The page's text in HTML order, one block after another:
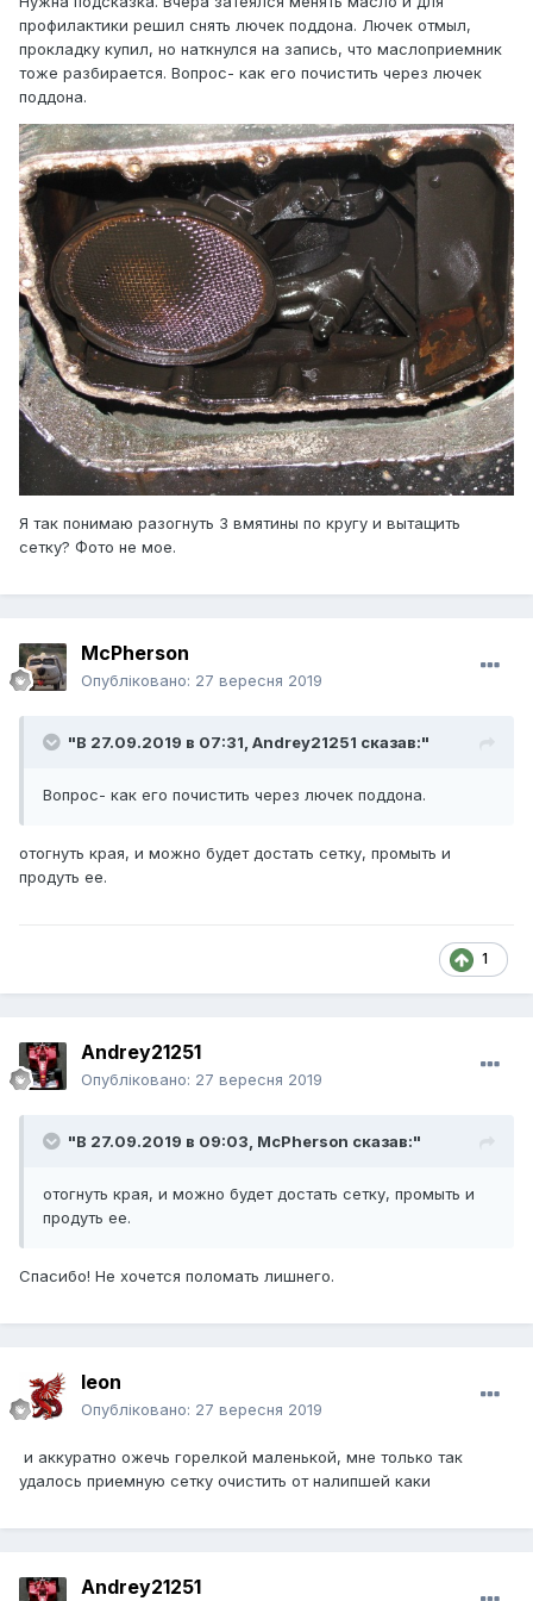
профилактики решил снять лючек поддона. Лючек отмыл,
прокладку купил, но наткнулся на запись, что маслоприемник
тоже разбирается. Вопрос- как его почистить через лючек
поддона.
Я так понимаю разогнуть 3 вмятины по кругу и вытащить
сетку? Фото не мое.
McPherson
Опубліковано: 27 вересня 2019
"В 27.09.2019 в 07:31, Andrey21251 сказав:"
Вопрос- как его почистить через лючек поддона.
отогнуть края, и можно будет достать сетку, промыть и
продуть ее.
1
Andrey21251
Опубліковано: 27 вересня 2019
"В 27.09.2019 в 09:03, McPherson сказав:"
отогнуть края, и можно будет достать сетку, промыть и
продуть ее.
Спасибо! Не хочется поломать лишнего.
leon
Опубліковано: 27 вересня 2019
и аккуратно ожечь горелкой маленькой, мне только так
удалось приемную сетку очистить от налипшей каки
Andrey21251